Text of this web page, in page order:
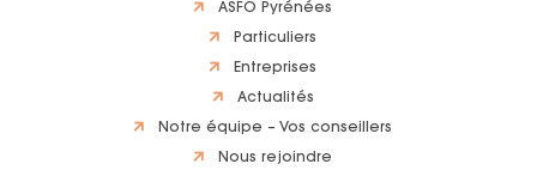
ASFO Pyrénées
Particuliers
Entreprises
Actualités
Notre équipe – Vos conseillers
Nous rejoindre